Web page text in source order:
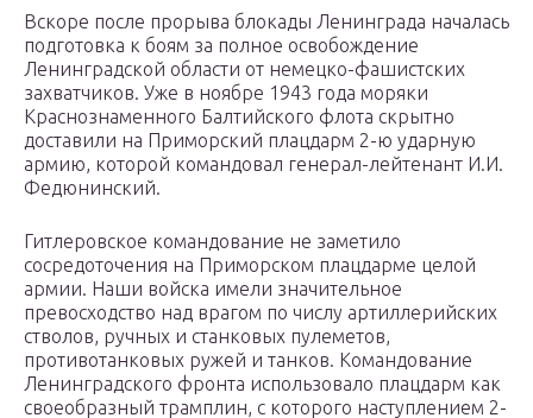
Вскоре после прорыва блокады Ленинграда началась
подготовка к боям за полное освобождение
Ленинградской области от немецко-фашистских
захватчиков. Уже в ноябре 1943 года моряки
Краснознаменного Балтийского флота скрытно
доставили на Приморский плацдарм 2-ю ударную
армию, которой командовал генерал-лейтенант И.И.
Федюнинский.
Гитлеровское командование не заметило
сосредоточения на Приморском плацдарме целой
армии. Наши войска имели значительное
превосходство над врагом по числу артиллерийских
стволов, ручных и станковых пулеметов,
противотанковых ружей и танков. Командование
Ленинградского фронта использовало плацдарм как
своеобразный трамплин, с которого наступлением 2-